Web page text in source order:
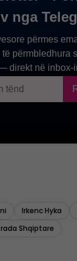
Irkenc Hyka
Shqiptare